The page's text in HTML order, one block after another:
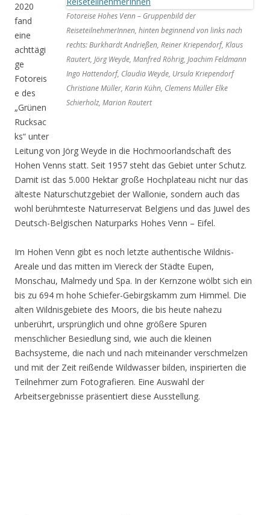
Fotoreise Hohes Venn – Gruppenbild der
ReiseteilnehmerInnen, hinten beginnend von links nach
rechts: Burkhardt Andrießen, Reiner Kriependorf, Klaus
Rautert, Jörg Weyde, Manfred Röhrig, Joachim Feldmann
Ingo Hattendorf, Claudia Weyde, Ursula Kriependorf
Christiane Müller, Karin Kühn, Clemens Müller Elke
Schierholz, Marion Rautert
2020
fand
eine
achttägi
ge
Fotoreis
e des
„Grünen
Rucksac
ks“ unter
Leitung von Jörg Weyde in die Hochmoorlandschaft des
Hohen Venns statt. Seit 1957 steht das Gebiet unter Schutz.
Damit ist das 5.000 Hektar große Hochplateau nicht nur das
älteste Naturschutzgebiet der Wallonie, sondern auch das
wohl berühmteste Naturreservat Belgiens und das Juwel des
Deutsch-Belgischen Naturparks Hohes Venn – Eifel.
Im Hohen Venn gibt es noch letzte authentische Wildnis-
Areale und das mitten im Viereck der Städte Eupen,
Monschau, Malmedy und Spa. In der Kernzone wölbt sich ein
bis zu 694 m hohe Schiefer-Gebirgskamm zum Himmel. Die
alten Wildnisgebiete des Moors, die bis heute nahezu
unberührt, ursprünglich und ohne größere Spuren
menschlicher Besiedlung sind, wie auch die kleinen
Bachsysteme, die nach und nach miteinander verschmelzen
und mit der Zeit reißende Wildwasser bilden, inspirierten die
Teilnehmer zum Fotografieren. Eine Auswahl der
Arbeitsergebnisse präsentiert diese Ausstellung.